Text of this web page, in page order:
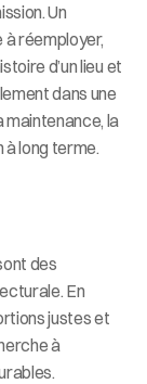
Un
réemployer,
d’un lieu et
dans une
maintenance, la
long terme.
des
En
justes et
à